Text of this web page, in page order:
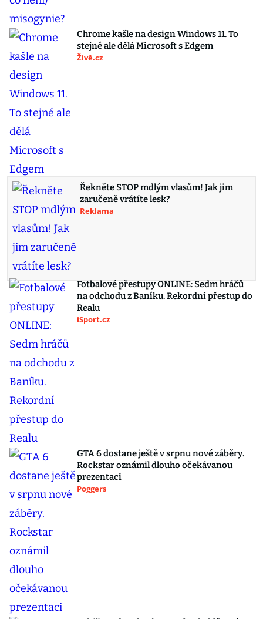
Chrome kašle na design Windows 11. To
stejné ale dělá Microsoft s Edgem
Živě.cz
Řekněte STOP mdlým vlasům! Jak jim
zaručeně vrátíte lesk?
Reklama
Fotbalové přestupy ONLINE: Sedm hráčů
na odchodu z Baníku. Rekordní přestup do
Realu
iSport.cz
GTA 6 dostane ještě v srpnu nové záběry.
Rockstar oznámil dlouho očekávanou
prezentaci
Poggers